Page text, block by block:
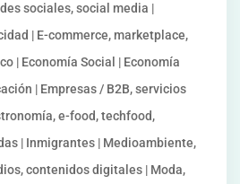
sociales, social media |
| E-commerce, marketplace,
| Economía Social | Economía
| Empresas / B2B, servicios
e-food, techfood,
| Inmigrantes | Medioambiente,
contenidos digitales | Moda,